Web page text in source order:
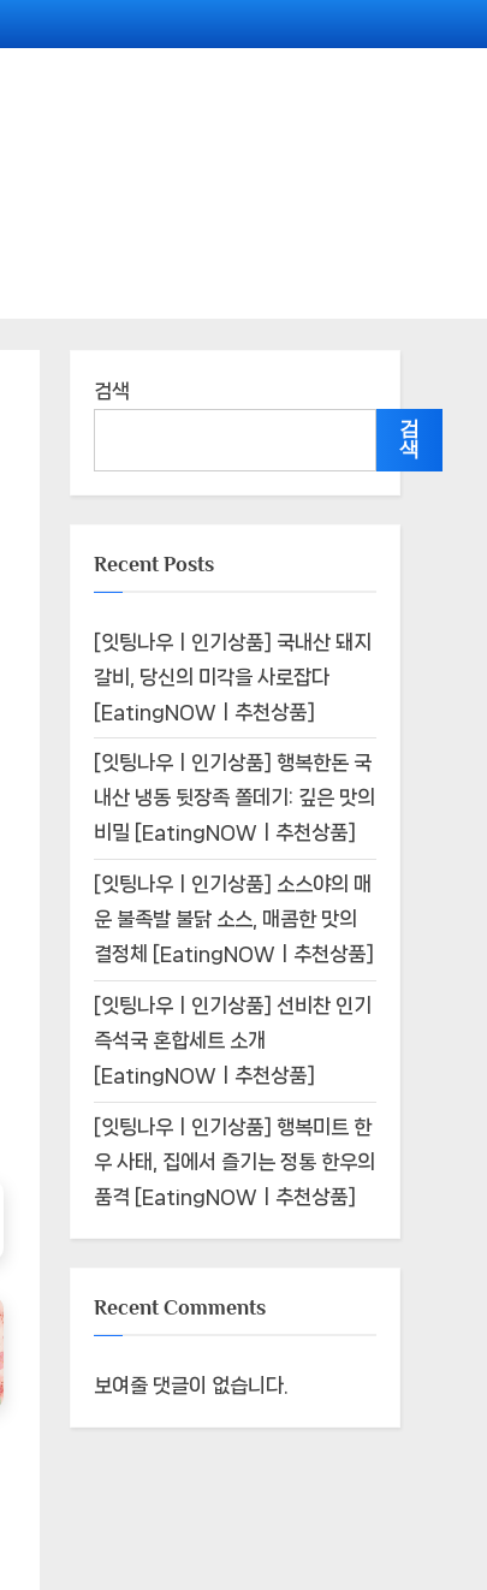
검색
검
색
Recent Posts
[잇팅나우ㅣ인기상품] 국내산 돼지
갈비, 당신의 미각을 사로잡다
[EatingNOWㅣ추천상품]
[잇팅나우ㅣ인기상품] 행복한돈 국
내산 냉동 뒷장족 쫄데기: 깊은 맛의
비밀 [EatingNOWㅣ추천상품]
[잇팅나우ㅣ인기상품] 소스야의 매
운 불족발 불닭 소스, 매콤한 맛의
결정체 [EatingNOWㅣ추천상품]
[잇팅나우ㅣ인기상품] 선비찬 인기
즉석국 혼합세트 소개
[EatingNOWㅣ추천상품]
[잇팅나우ㅣ인기상품] 행복미트 한
우 사태, 집에서 즐기는 정통 한우의
품격 [EatingNOWㅣ추천상품]
Recent Comments
보여줄 댓글이 없습니다.